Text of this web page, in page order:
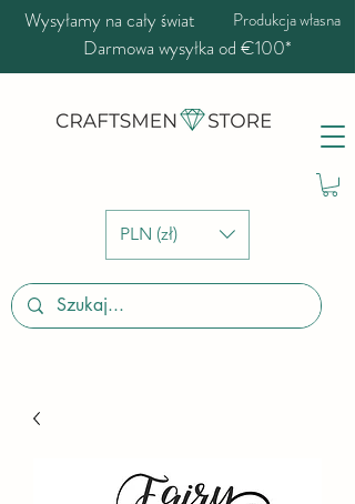
PLN (zł)
Wysyłamy na cały świat Produkcja własna
Darmowa wysyłka od €100*